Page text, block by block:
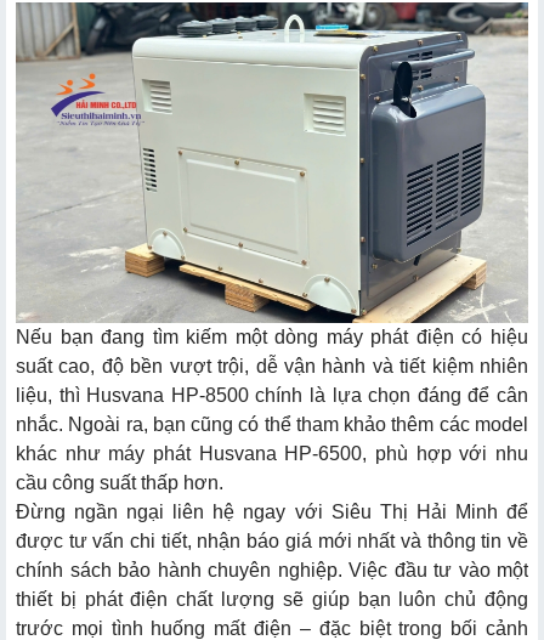
Nếu bạn đang tìm kiếm một dòng máy phát điện có hiệu
suất cao, độ bền vượt trội, dễ vận hành và tiết kiệm nhiên
liệu, thì Husvana HP-8500 chính là lựa chọn đáng để cân
nhắc. Ngoài ra, bạn cũng có thể tham khảo thêm các model
khác như máy phát Husvana HP-6500, phù hợp với nhu
cầu công suất thấp hơn.
Đừng ngần ngại liên hệ ngay với Siêu Thị Hải Minh để
được tư vấn chi tiết, nhận báo giá mới nhất và thông tin về
chính sách bảo hành chuyên nghiệp. Việc đầu tư vào một
thiết bị phát điện chất lượng sẽ giúp bạn luôn chủ động
trước mọi tình huống mất điện – đặc biệt trong bối cảnh